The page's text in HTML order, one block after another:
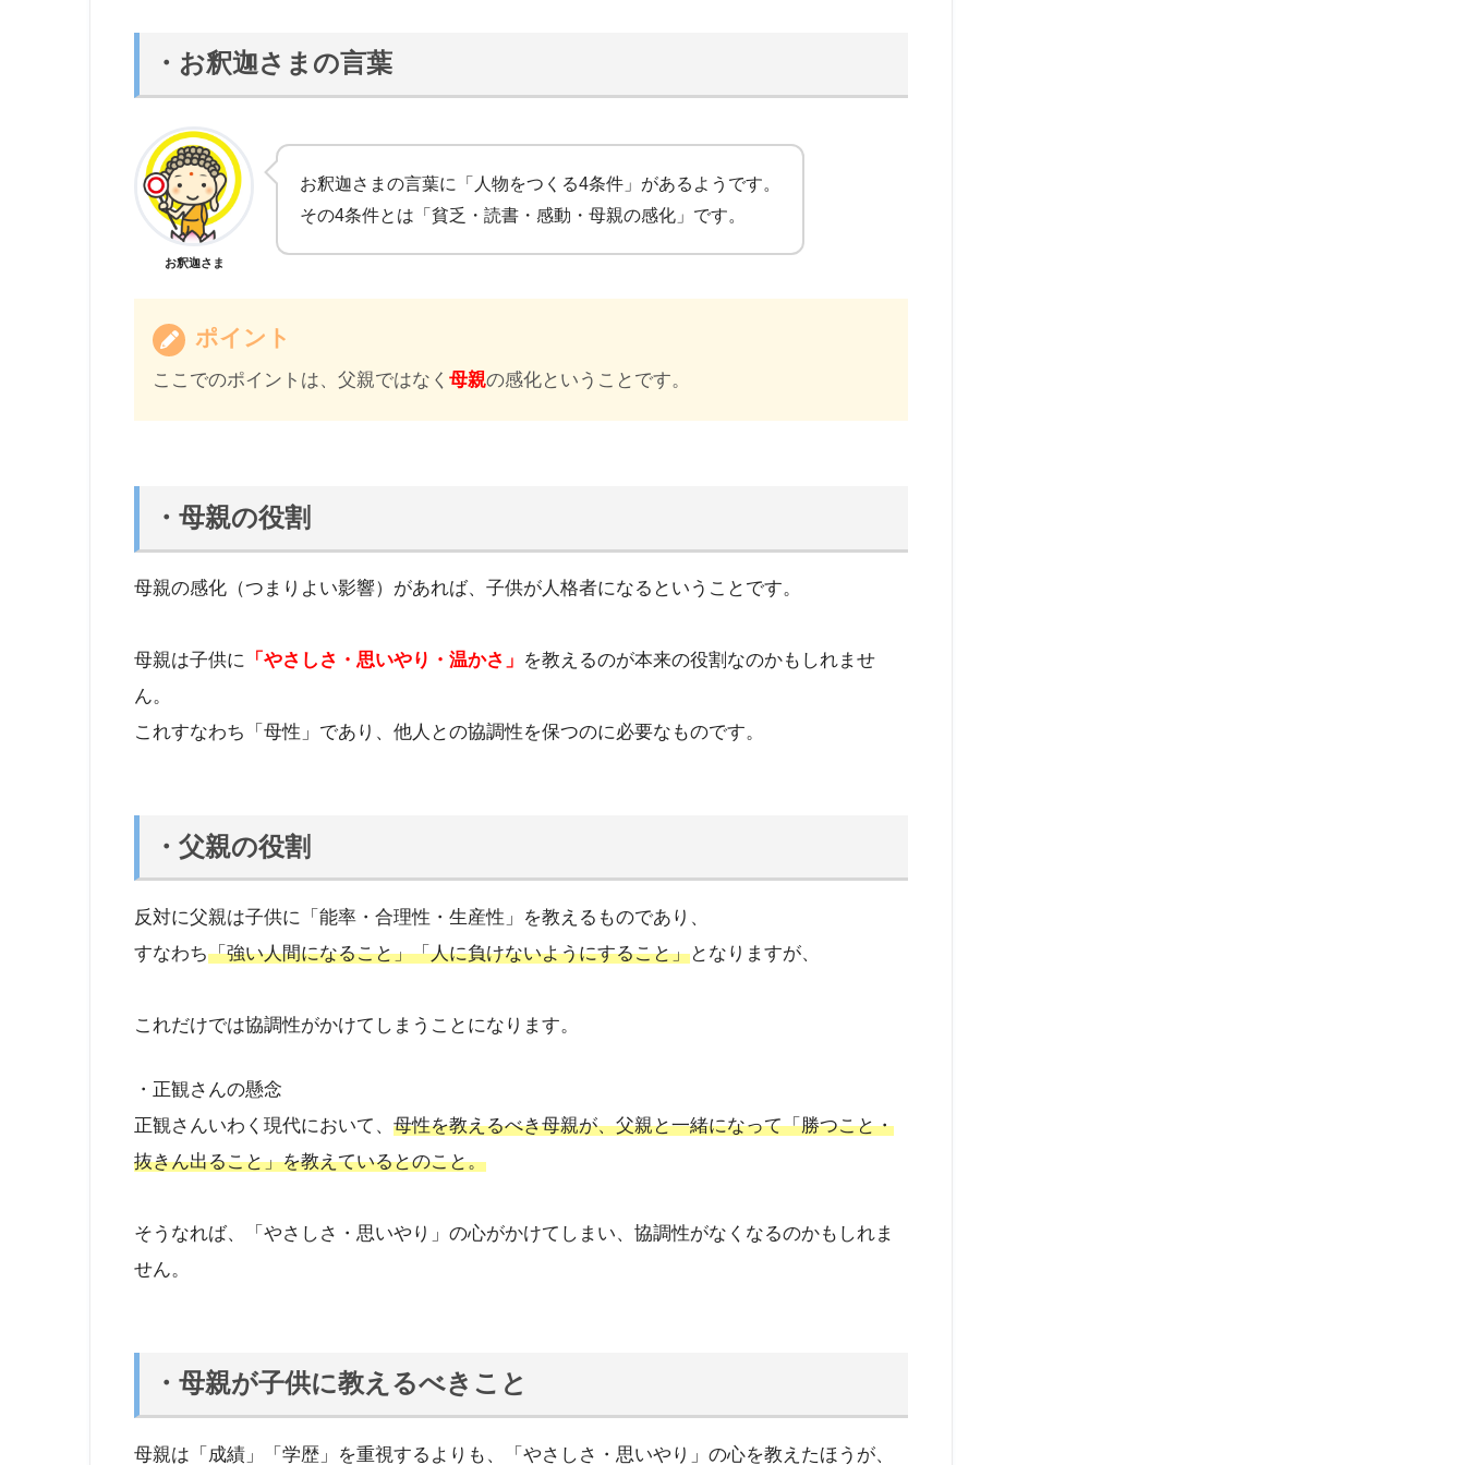
・お釈迦さまの言葉
お釈迦さま
お釈迦さまの言葉に「人物をつくる4条件」があるようです。
その4条件とは「貧乏・読書・感動・母親の感化」です。
ポイント
ここでのポイントは、父親ではなく母親の感化ということです。
・母親の役割
母親の感化（つまりよい影響）があれば、子供が人格者になるということです。
母親は子供に 「やさしさ・思いやり・温かさ」 を教えるのが本来の役割なのかもしれませ
ん。
これすなわち「母性」であり、他人との協調性を保つのに必要なものです。
・父親の役割
反対に父親は子供に「能率・合理性・生産性」を教えるものであり、
すなわち「強い人間になること」「人に負けないようにすること」となりますが、
これだけでは協調性がかけてしまうことになります。
・正観さんの懸念
正観さんいわく現代において、 母性を教えるべき母親が、父親と一緒になって「勝つこと・
抜きん出ること」を教えているとのこと。
そうなれば、「やさしさ・思いやり」の心がかけてしまい、協調性がなくなるのかもしれま
せん。
・母親が子供に教えるべきこと
母親は「成績」「学歴」を重視するよりも、「やさしさ・思いやり」の心を教えたほうが、